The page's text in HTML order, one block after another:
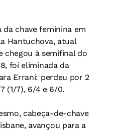
chave feminina em
Hantuchova, atual
chegou à semifinal do
foi eliminada da
Errani: perdeu por 2
(1/7), 6/4 e 6/0.
cabeça-de-chave
avançou para a